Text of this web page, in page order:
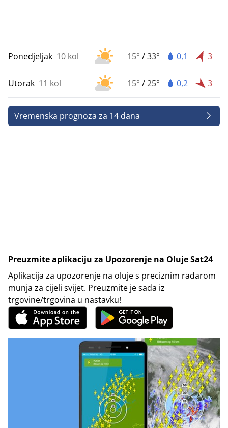
Ponedjeljak 10 kol 15° /33° 0,1 3
Utorak 11 kol 15° /25° 0,2 3
Vremenska prognoza za 14 dana
Preuzmite aplikaciju za Upozorenje na Oluje Sat24
Aplikacija za upozorenje na oluje s preciznim radarom
munja za cijeli svijet. Preuzmite je sada iz
trgovine/trgovina u nastavku!